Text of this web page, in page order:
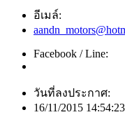
อีเมล์:
Facebook / Line:
วันที่ลงประกาศ:
16/11/2015 14:54:23